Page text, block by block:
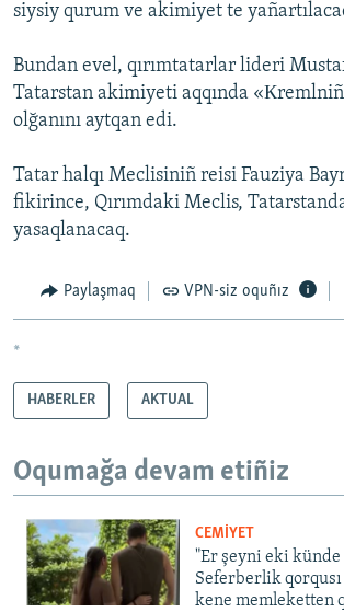
siysiy qurum ve akimiyet te
Bundan evel, qırımtatarlar lideri
Tatarstan akimiyeti aqqında
olğanını aytqan edi.
Tatar halqı Meclisiniñ reisi Fauziya
fikirince, Qırımdaki Meclis,
yasaqlanacaq.
Paylaşmaq VPN-siz oquñız
*
HABERLER AKTUAL
Oqumağa devam etiñiz
CEMİYET
"Er şeyni eki
Seferberlik
kene memleketten